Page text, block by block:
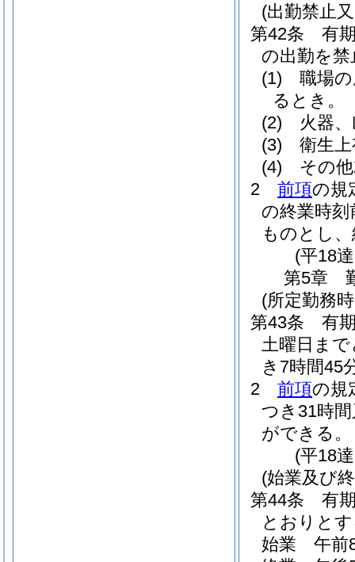
(出勤禁止
第42条
有
の出勤を
(1)
職場
るとき。
(2)
火器
(3)
衛生
(4)
その
2
前項の規
の終業時
ものとし
(平18
第5章
(所定勤務
第43条
有
土曜日ま
き7時間45
2
前項の規
つき31時
ができる。
(平18
(始業及び
第44条
有
とおりと
始業 午前